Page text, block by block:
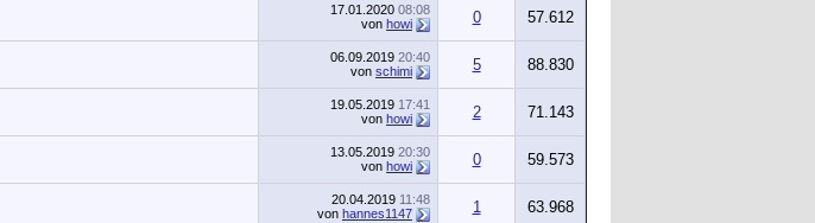
17.01.2020 08:08
von howi 0 57.612
06.09.2019 20:40
von schimi 5 88.830
19.05.2019 17:41
von howi 2 71.143
13.05.2019 20:30
von howi 0 59.573
20.04.2019 11:48
von hannes1147 1 63.968